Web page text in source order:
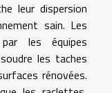
leur dispersion
sain. Les
les équipes
les taches
rénovées.